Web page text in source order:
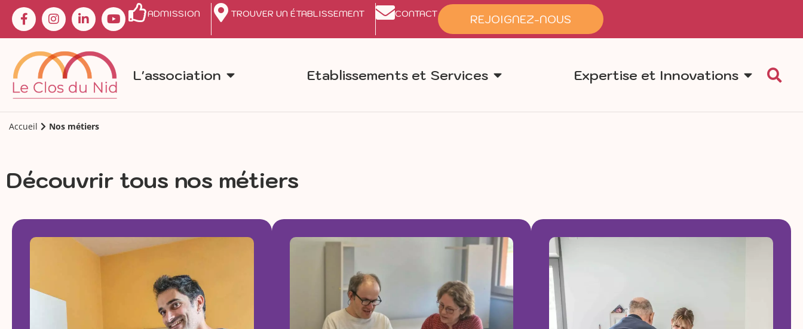
ADMISSION TROUVER UN ÉTABLISSEMENT CONTACT REJOIGNEZ-NOUS
L'association Etablissements et Services Expertise et Innovations
Accueil Nos métiers
Découvrir tous nos métiers